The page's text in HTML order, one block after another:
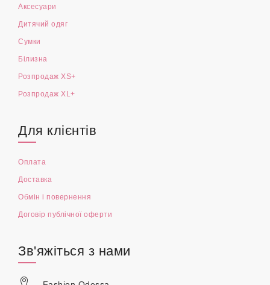
Аксесуари
Дитячий одяг
Сумки
Білизна
Розпродаж XS+
Розпродаж XL+
Для клієнтів
Оплата
Доставка
Обмін і повернення
Договір публічної оферти
Зв'яжіться з нами